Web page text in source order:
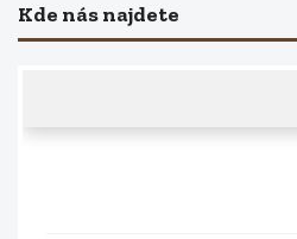
Kde nás najdete